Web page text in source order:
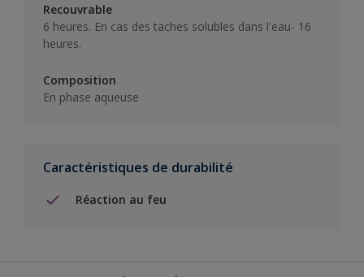
Recouvrable
6 heures. En cas des taches solubles dans l'eau- 16
heures.
Composition
En phase aqueuse
Caractéristiques de durabilité
Réaction au feu